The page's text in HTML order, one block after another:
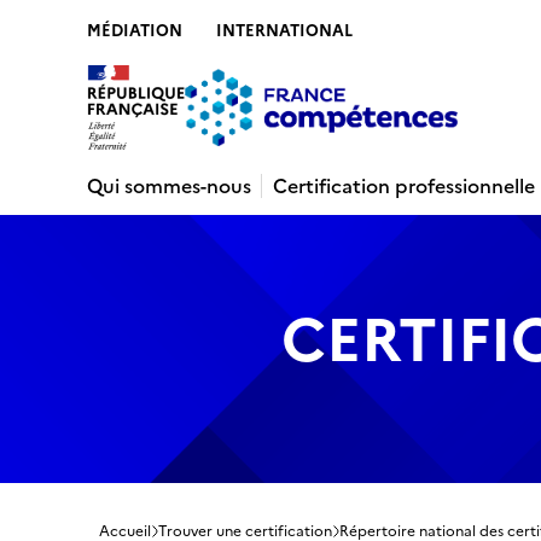
MÉDIATION INTERNATIONAL
Qui sommes-nous
Certification professionnelle
Accueil Trouver une certification Répertoire national des